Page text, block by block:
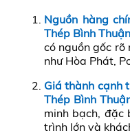
Nguồn hàng
Thép Bình Thuận
có nguồn gốc rõ
như Hòa Phát,
Giá thành cạnh
Thép Bình
minh bạch, đặc
trình lớn và